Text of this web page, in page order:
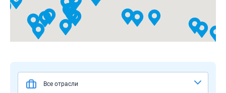
Все отрасли